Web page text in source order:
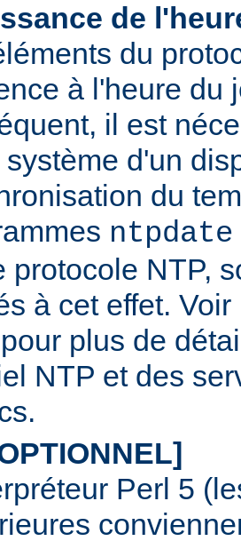
de
du
à l'heure du
il est
d'un
du
ntpdate
protocole NTP,
à cet effet.
pour plus de
NTP et des
Perl 5